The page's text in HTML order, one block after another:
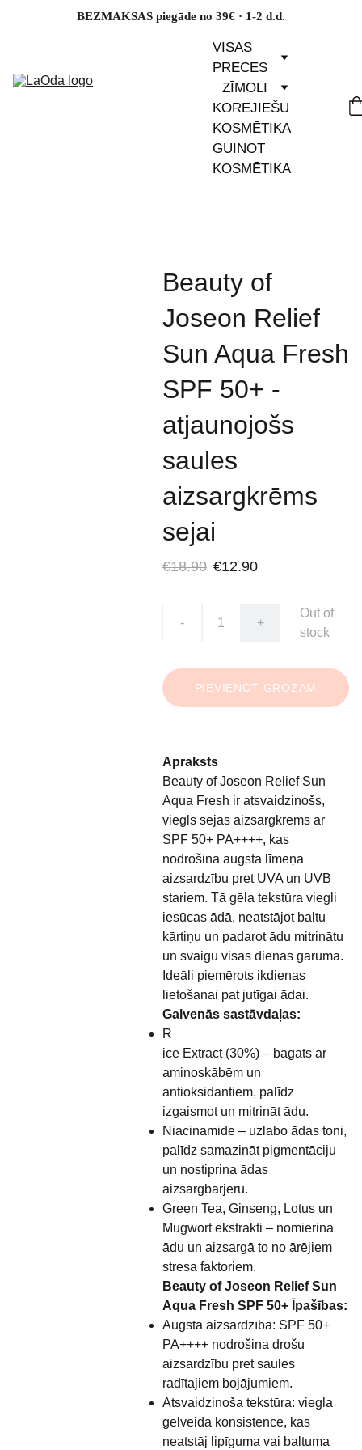
BEZMAKSAS piegāde no 39€ · 1-2 d.d.
VISAS
PRECES
ZĪMOLI
KOREJIEŠU
KOSMĒTIKA
GUINOT
KOSMĒTIKA
Beauty of
Joseon Relief
Sun Aqua Fresh
SPF 50+ -
atjaunojošs
saules
aizsargkrēms
sejai
€18.90 €12.90
- +
Out of
stock
PIEVIENOT GROZAM
Apraksts
Beauty of Joseon Relief Sun
Aqua Fresh ir atsvaidzinošs,
viegls sejas aizsargkrēms ar
SPF 50+ PA++++, kas
nodrošina augsta līmeņa
aizsardzību pret UVA un UVB
stariem. Tā gēla tekstūra viegli
iesūcas ādā, neatstājot baltu
kārtiņu un padarot ādu mitrinātu
un svaigu visas dienas garumā.
Ideāli piemērots ikdienas
lietošanai pat jutīgai ādai.
Galvenās sastāvdaļas:
R
ice Extract (30%) – bagāts ar
aminoskābēm un
antioksidantiem, palīdz
izgaismot un mitrināt ādu.
Niacinamide – uzlabo ādas toni,
palīdz samazināt pigmentāciju
un nostiprina ādas
aizsargbarjeru.
Green Tea, Ginseng, Lotus un
Mugwort ekstrakti – nomierina
ādu un aizsargā to no ārējiem
stresa faktoriem.
Beauty of Joseon Relief Sun
Aqua Fresh SPF 50+ Īpašības:
Augsta aizsardzība: SPF 50+
PA++++ nodrošina drošu
aizsardzību pret saules
radītajiem bojājumiem.
Atsvaidzinoša tekstūra: viegla
gēlveida konsistence, kas
neatstāj lipīguma vai baltuma